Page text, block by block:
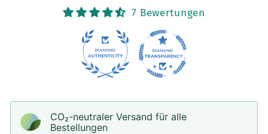
unterschiedlicheunterschiedliche
Serien
7 Bewertungen
CO₂-neu­t­raler Versand für alle
Bestellungen